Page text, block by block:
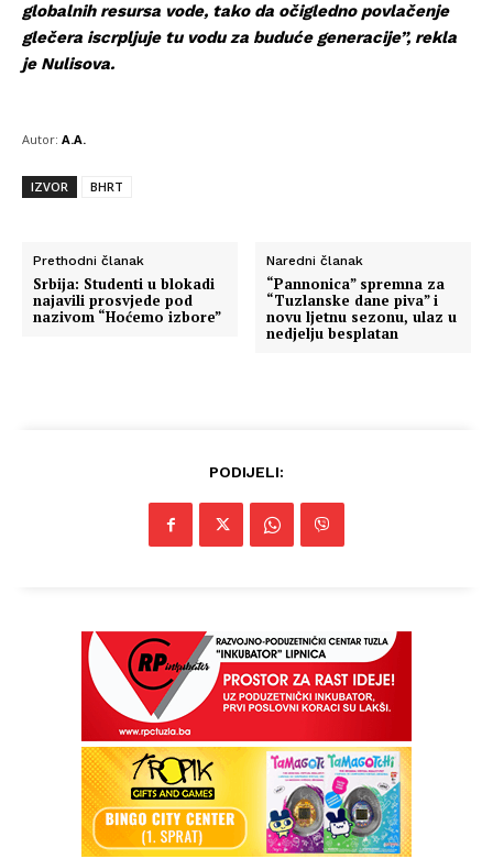
globalnih resursa vode, tako da očigledno povlačenje
glečera iscrpljuje tu vodu za buduće generacije”, rekla
je Nulisova.
Autor: A.A.
IZVOR BHRT
Prethodni članak
Srbija: Studenti u blokadi
najavili prosvjede pod
nazivom “Hoćemo izbore”
Naredni članak
“Pannonica” spremna za
“Tuzlanske dane piva” i
novu ljetnu sezonu, ulaz u
nedjelju besplatan
PODIJELI: